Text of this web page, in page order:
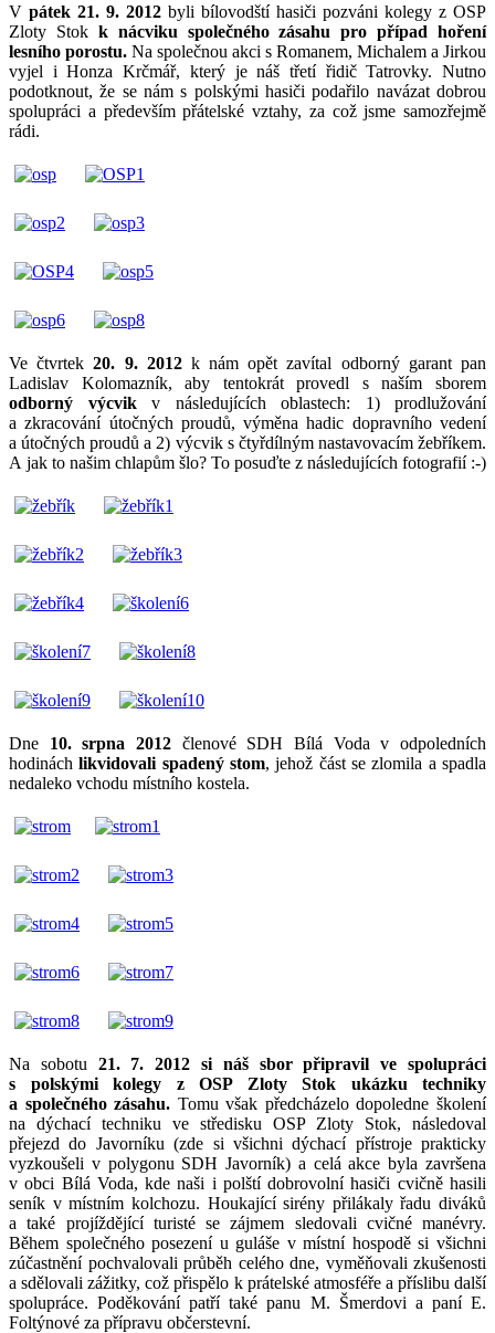
V pátek 21. 9. 2012 byli bílovodští hasiči pozváni kolegy z OSP
Zloty Stok k nácviku společného zásahu pro případ hoření
lesního porostu. Na společnou akci s Romanem, Michalem a Jirkou
vyjel i Honza Krčmář, který je náš třetí řidič Tatrovky. Nutno
podotknout, že se nám s polskými hasiči podařilo navázat dobrou
spolupráci a především přátelské vztahy, za což jsme samozřejmě
rádi.
Ve čtvrtek20. 9. 2012k nám opět zavítal odborný garant pan
Ladislav Kolomazník, aby tentokrát provedl s naším sborem
odborný výcvikv následujících oblastech: 1) prodlužování
a zkracování útočných proudů, výměna hadic dopravního vedení
a útočných proudů a 2) výcvik s čtyřdílným nastavovacím žebříkem.
A jak to našim chlapům šlo? To posuďte z následujících fotografií :-)
Dne 10. srpna 2012 členové SDH Bílá Voda v odpoledních
hodináchlikvidovali spadený stom, jehož část se zlomila a spadla
nedaleko vchodu místního kostela.
Na sobotu 21. 7. 2012 si náš sbor připravil ve spolupráci
s polskými kolegy z OSP Zloty Stok ukázku techniky
a společného zásahu. Tomu však předcházelo dopoledne školení
na dýchací techniku ve středisku OSP Zloty Stok, následoval
přejezd do Javorníku (zde si všichni dýchací přístroje prakticky
vyzkoušeli v polygonu SDH Javorník) a celá akce byla završena
v obci Bílá Voda, kde naši i polští dobrovolní hasiči cvičně hasili
seník v místním kolchozu. Houkající sirény přilákaly řadu diváků
a také projíždějící turisté se zájmem sledovali cvičné manévry.
Během společného posezení u guláše v místní hospodě si všichni
zúčastnění pochvalovali průběh celého dne, vyměňovali zkušenosti
a sdělovali zážitky, což přispělo k prátelské atmosféře a příslibu další
spolupráce. Poděkování patří také panu M. Šmerdovi a paní E.
Foltýnové za přípravu občerstevní.